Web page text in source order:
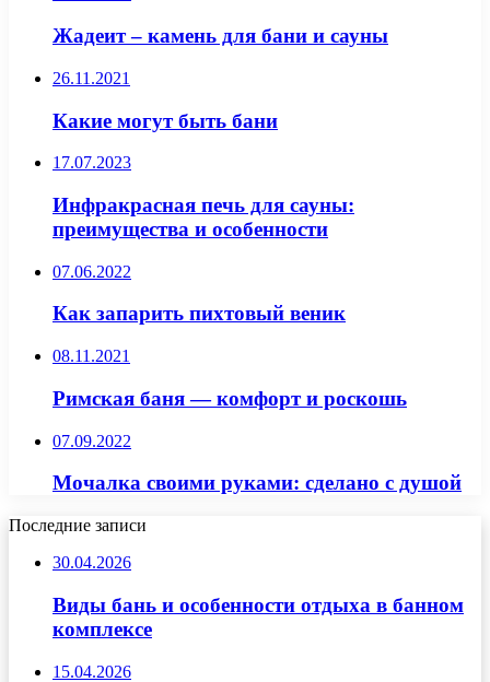
Жадеит – камень для бани и сауны
26.11.2021
Какие могут быть бани
17.07.2023
Инфракрасная печь для сауны:
преимущества и особенности
07.06.2022
Как запарить пихтовый веник
08.11.2021
Римская баня — комфорт и роскошь
07.09.2022
Мочалка своими руками: сделано с душой
Последние записи
30.04.2026
Виды бань и особенности отдыха в банном
комплексе
15.04.2026